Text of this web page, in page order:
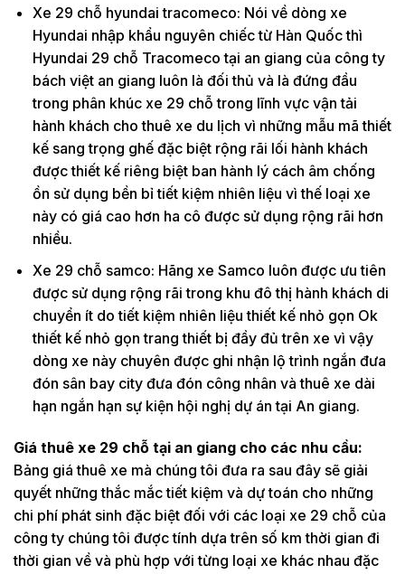
Xe 29 chỗ hyundai tracomeco: Nói về dòng xe
Hyundai nhập khẩu nguyên chiếc từ Hàn Quốc thì
Hyundai 29 chỗ Tracomeco tại an giang của công ty
bách việt an giang luôn là đối thủ và là đứng đầu
trong phân khúc xe 29 chỗ trong lĩnh vực vận tải
hành khách cho thuê xe du lịch vì những mẫu mã thiết
kế sang trọng ghế đặc biệt rộng rãi lối hành khách
được thiết kế riêng biệt ban hành lý cách âm chống
ồn sử dụng bền bỉ tiết kiệm nhiên liệu vì thế loại xe
này có giá cao hơn ha cô được sử dụng rộng rãi hơn
nhiều.
Xe 29 chỗ samco: Hãng xe Samco luôn được ưu tiên
được sử dụng rộng rãi trong khu đô thị hành khách di
chuyển ít do tiết kiệm nhiên liệu thiết kế nhỏ gọn Ok
thiết kế nhỏ gọn trang thiết bị đầy đủ trên xe vì vậy
dòng xe này chuyên được ghi nhận lộ trình ngắn đưa
đón sân bay city đưa đón công nhân và thuê xe dài
hạn ngắn hạn sự kiện hội nghị dự án tại An giang.
Giá thuê xe 29 chỗ tại an giang cho các nhu cầu:
Bảng giá thuê xe mà chúng tôi đưa ra sau đây sẽ giải
quyết những thắc mắc tiết kiệm và dự toán cho những
chi phí phát sinh đặc biệt đối với các loại xe 29 chỗ của
công ty chúng tôi được tính dựa trên số km thời gian đi
thời gian về và phù hợp với từng loại xe khác nhau đặc